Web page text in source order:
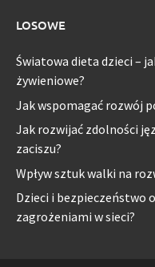
LOSOWE
Światowa dieta dzieci –
żywieniowe?
Jak wspomagać rozwój
Jak rozwijać zdolności
zaciszu?
Wpływ sztuk walki na
Dzieci i bezpieczeństwo
zagrożeniami w sieci?